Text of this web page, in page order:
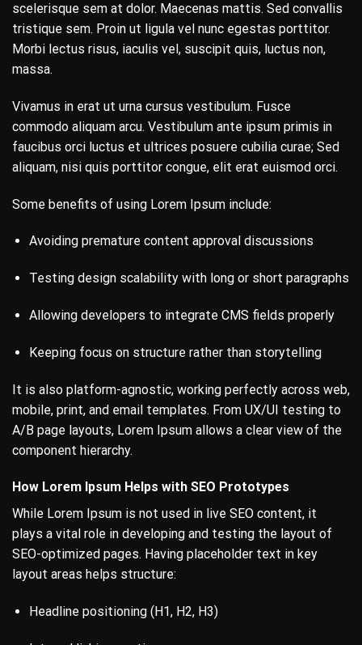
scelerisque sem at dolor. Maecenas mattis. Sed convallis
tristique sem. Proin ut ligula vel nunc egestas porttitor.
Morbi lectus risus, iaculis vel, suscipit quis, luctus non,
massa.
Vivamus in erat ut urna cursus vestibulum. Fusce
commodo aliquam arcu. Vestibulum ante ipsum primis in
faucibus orci luctus et ultrices posuere cubilia curae; Sed
aliquam, nisi quis porttitor congue, elit erat euismod orci.
Some benefits of using Lorem Ipsum include:
Avoiding premature content approval discussions
Testing design scalability with long or short paragraphs
Allowing developers to integrate CMS fields properly
Keeping focus on structure rather than storytelling
It is also platform-agnostic, working perfectly across web,
mobile, print, and email templates. From UX/UI testing to
A/B page layouts, Lorem Ipsum allows a clear view of the
component hierarchy.
How Lorem Ipsum Helps with SEO Prototypes
While Lorem Ipsum is not used in live SEO content, it
plays a vital role in developing and testing the layout of
SEO-optimized pages. Having placeholder text in key
layout areas helps structure:
Headline positioning (H1, H2, H3)